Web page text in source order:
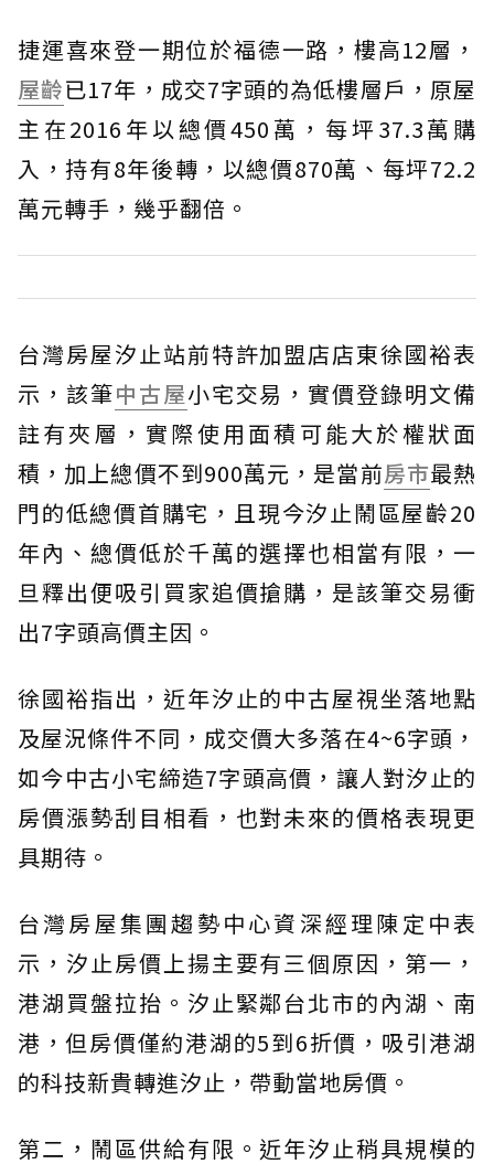
捷運喜來登一期位於福德一路，樓高12層，
屋齡已17年，成交7字頭的為低樓層戶，原屋
主在2016年以總價450萬，每坪37.3萬購
入，持有8年後轉，以總價870萬、每坪72.2
萬元轉手，幾乎翻倍。
台灣房屋汐止站前特許加盟店店東徐國裕表
示，該筆中古屋小宅交易，實價登錄明文備
註有夾層，實際使用面積可能大於權狀面
積，加上總價不到900萬元，是當前房市最熱
門的低總價首購宅，且現今汐止鬧區屋齡20
年內、總價低於千萬的選擇也相當有限，一
旦釋出便吸引買家追價搶購，是該筆交易衝
出7字頭高價主因。
徐國裕指出，近年汐止的中古屋視坐落地點
及屋況條件不同，成交價大多落在4~6字頭，
如今中古小宅締造7字頭高價，讓人對汐止的
房價漲勢刮目相看，也對未來的價格表現更
具期待。
台灣房屋集團趨勢中心資深經理陳定中表
示，汐止房價上揚主要有三個原因，第一，
港湖買盤拉抬。汐止緊鄰台北市的內湖、南
港，但房價僅約港湖的5到6折價，吸引港湖
的科技新貴轉進汐止，帶動當地房價。
第二，鬧區供給有限。近年汐止稍具規模的